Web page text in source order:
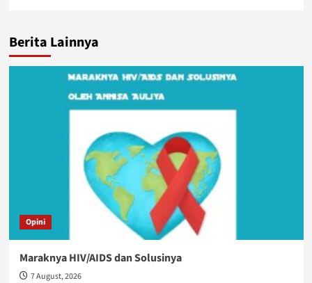
Berita Lainnya
Opini
Maraknya HIV/AIDS dan Solusinya
7 August, 2026